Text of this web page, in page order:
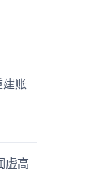
建账
虚高